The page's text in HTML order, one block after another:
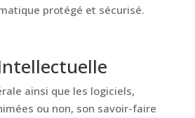
protégé et sécurisé.
ainsi que les logiciels,
ou non, son savoir-faire